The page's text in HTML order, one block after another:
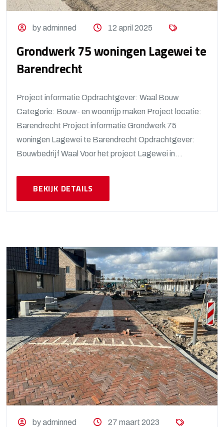
by adminned 12 april 2025
Grondwerk 75 woningen Lagewei te
Barendrecht
Project informatie Opdrachtgever: Waal Bouw
Categorie: Bouw- en woonrijp maken Project locatie:
Barendrecht Project informatie Grondwerk 75
woningen Lagewei te Barendrecht Opdrachtgever:
Bouwbedrijf Waal Voor het project Lagewei in...
BEKIJK DETAILS
by adminned 27 maart 2023